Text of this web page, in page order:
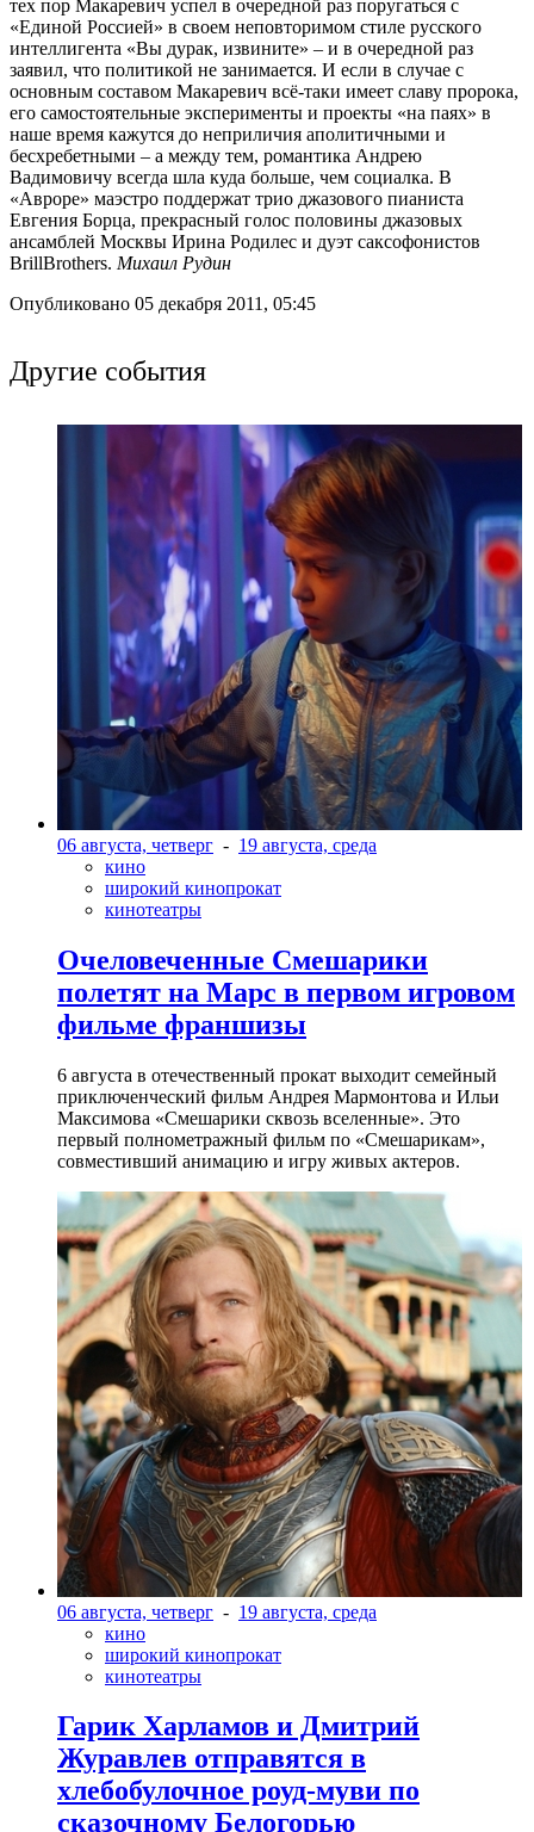
тех пор Макаревич успел в очередной раз поругаться с
«Единой Россией» в своем неповторимом стиле русского
интеллигента «Вы дурак, извините» – и в очередной раз
заявил, что политикой не занимается. И если в случае с
основным составом Макаревич всё-таки имеет славу пророка,
его самостоятельные эксперименты и проекты «на паях» в
наше время кажутся до неприличия аполитичными и
бесхребетными – а между тем, романтика Андрею
Вадимовичу всегда шла куда больше, чем социалка. В
«Авроре» маэстро поддержат трио джазового пианиста
Евгения Борца, прекрасный голос половины джазовых
ансамблей Москвы Ирина Родилес и дуэт саксофонистов
BrillBrothers. Михаил Рудин
Опубликовано 05 декабря 2011, 05:45
Другие события
06 августа, четверг - 19 августа, среда
кино
широкий кинопрокат
кинотеатры
Очеловеченные Смешарики
полетят на Марс в первом игровом
фильме франшизы
6 августа в отечественный прокат выходит семейный
приключенческий фильм Андрея Мармонтова и Ильи
Максимова «Смешарики сквозь вселенные». Это
первый полнометражный фильм по «Смешарикам»,
совместивший анимацию и игру живых актеров.
06 августа, четверг - 19 августа, среда
кино
широкий кинопрокат
кинотеатры
Гарик Харламов и Дмитрий
Журавлев отправятся в
хлебобулочное роуд-муви по
сказочному Белогорью